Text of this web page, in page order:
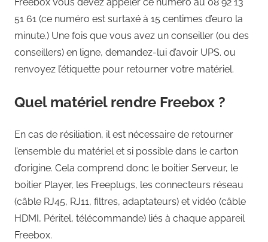
Freebox Vous devez appeler ce numéro au 08 92 13
51 61 (ce numéro est surtaxé à 15 centimes d’euro la
minute.) Une fois que vous avez un conseiller (ou des
conseillers) en ligne, demandez-lui d’avoir UPS. ou
renvoyez l’étiquette pour retourner votre matériel.
Quel matériel rendre Freebox ?
En cas de résiliation, il est nécessaire de retourner
l’ensemble du matériel et si possible dans le carton
d’origine. Cela comprend donc le boitier Serveur, le
boitier Player, les Freeplugs, les connecteurs réseau
(câble RJ45, RJ11, filtres, adaptateurs) et vidéo (câble
HDMI, Péritel, télécommande) liés à chaque appareil
Freebox.